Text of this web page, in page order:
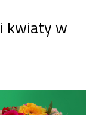
kwiaty w